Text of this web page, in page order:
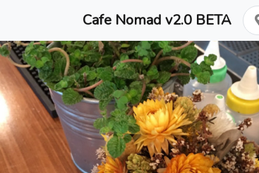
Cafe Nomad v2.0 BETA